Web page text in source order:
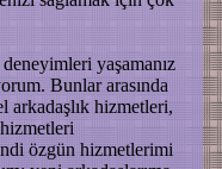
yaşamanız
Bunlar arasında
arkadaşlık hizmetleri,
özgün hizmetlerimi